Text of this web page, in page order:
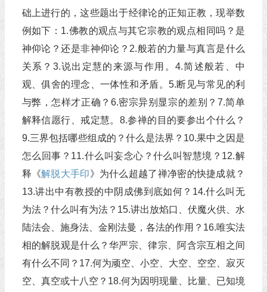
础上进行的，这些题出于经律论的正知正教，现举数
例如下：1.佛教的观点与其它宗教的观点相同吗？是
神仰论？还是非神仰论？2.般若的力量与真言是什么
关系？3.说出定慧的来源与作用。4.简述般若、中
观、俱舍的理念、一体性和矛盾。5.断见与常见的利
与弊，怎样才正确？6.密宗异别显宗的差别？7.简单
解释信愿行、戒定慧。8.参禅的目的要参出个什么？
9.三界包括哪些组成的？什么是法界？10.果中之因是
怎么回事？11.什么叫妄念心？什么叫智慧境？12.解
释《解脱大手印》为什么超越了禅净密的快捷成就？
13.讲出中有教授的中阴成佛到底如何？14.什么叫无
为法？什么叫有为法？15.讲出放焰口、伏魔火供、水
陆法会、施身法、金刚法曼，各法的作用？16.唯实法
相的解脱观是什么？华严宗、律宗、阿含宗互相之间
有什么不同？17.何为顽空、小空、大空、空空、寂灭
空、真空或十八空？18.何为因明现量、比量、已知境